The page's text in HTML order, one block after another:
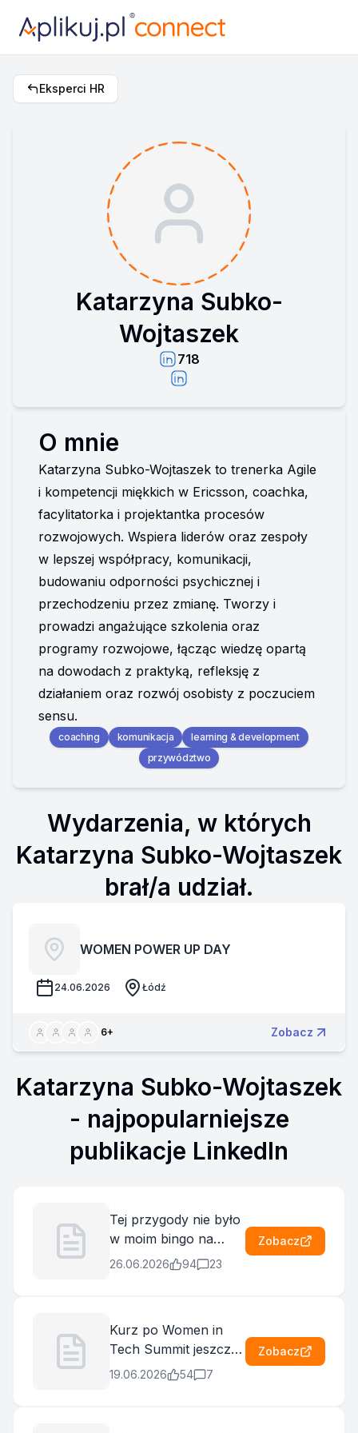
Eksperci HR
Katarzyna Subko-
Wojtaszek
718
O mnie
Katarzyna Subko-Wojtaszek to trenerka Agile
i kompetencji miękkich w Ericsson, coachka,
facylitatorka i projektantka procesów
rozwojowych. Wspiera liderów oraz zespoły
w lepszej współpracy, komunikacji,
budowaniu odporności psychicznej i
przechodzeniu przez zmianę. Tworzy i
prowadzi angażujące szkolenia oraz
programy rozwojowe, łącząc wiedzę opartą
na dowodach z praktyką, refleksję z
działaniem oraz rozwój osobisty z poczuciem
sensu.
coaching komunikacja
learning & development
przywództwo
Wydarzenia, w których
Katarzyna Subko-Wojtaszek
brał/a udział.
WOMEN POWER UP DAY
24.06.2026 Łódź
6+ Zobacz
Katarzyna Subko-Wojtaszek
- najpopularniejsze
publikacje LinkedIn
Tej przygody nie było
w moim bingo na
2026 – a przyjęcie
było dla mnie sporym
aktem odwagi. Chciaż
mówienie do ludzi jest
26.06.2026 94 23
Zobacz
Kurz po Women in
Tech Summit jeszcze
do końca nie opadł, a
19.06.2026 54 7
Zobacz